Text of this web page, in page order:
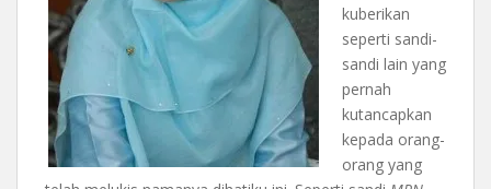
kuberikan
seperti sandi-
sandi lain yang
pernah
kutancapkan
kepada orang-
orang yang